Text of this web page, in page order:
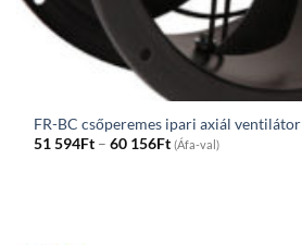
FR-BC csőperemes ipari axiál ventilátor
51 594Ft – 60 156FtPrice
range:
(Áfa-val)